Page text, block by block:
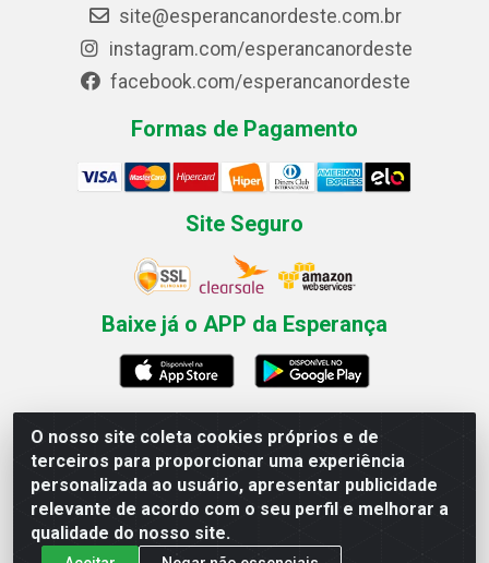
O nosso site coleta cookies próprios e de
terceiros para proporcionar uma experiência
personalizada ao usuário, apresentar publicidade
relevante de acordo com o seu perfil e melhorar a
qualidade do nosso site.
site@esperancanordeste.com.br
instagram.com/esperancanordeste
facebook.com/esperancanordeste
Formas de Pagamento
Site Seguro
Baixe já o APP da Esperança
Esperança Nordeste - Rua Professor Caldas Filho, 291 -
Estância - Recife / PE CEP: 50771-335 - CNPJ
03.666.136/0001-23